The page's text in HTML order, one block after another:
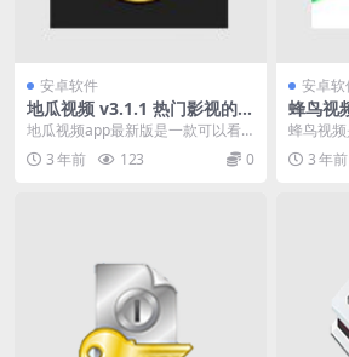
安卓软件
地瓜视频 v3.1.1 热门影视的资
源软件，软件拥有丰富的资源
类型
地瓜视频app最新版是一款可以看
热门影视的资源软件，软件拥有丰
富的资源类型，第一...
3 年前 123 0
安卓软
蜂鸟视
件，去
蜂鸟视
放软件
影、综艺
3 年前